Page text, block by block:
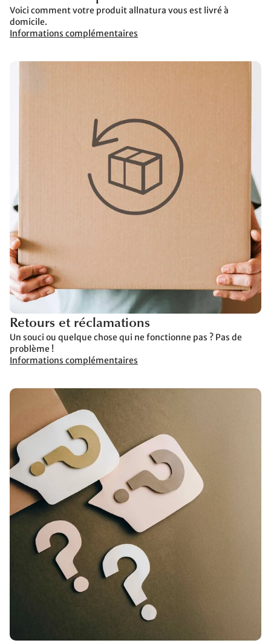
Voici comment votre produit allnatura vous est livré à
domicile.
Informations complémentaires
Retours et réclamations
Un souci ou quelque chose qui ne fonctionne pas ? Pas de
problème !
Informations complémentaires